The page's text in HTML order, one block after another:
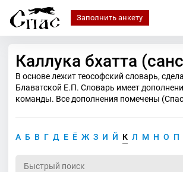
Заполнить анкету
Каллука бхатта
В основе лежит теософский словарь,
Блаватской Е.П. Словарь имеет
команды. Все дополнения помечены
А Б В Г Д Е Ё Ж З И Й К Л М Н О П